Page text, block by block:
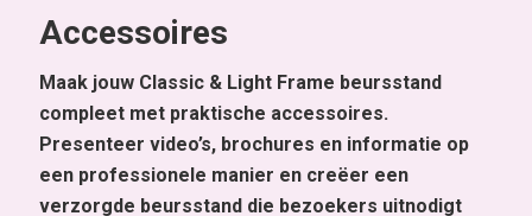
Accessoires
Maak jouw Classic & Light Frame beursstand
compleet met praktische accessoires.
Presenteer video’s, brochures en informatie op
een professionele manier en creëer een
verzorgde beursstand die bezoekers uitnodigt